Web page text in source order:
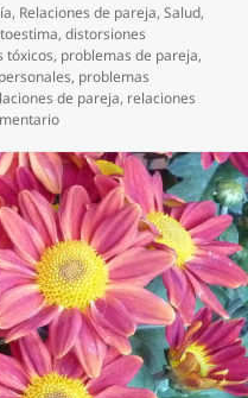
, Relaciones de pareja,Salud,
,distorsiones
tóxicos, problemas de pareja,
, problemas
de pareja, relaciones
en Mi diálogo neu-erótico